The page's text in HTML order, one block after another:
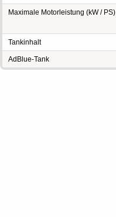
Maximale Motorleistung (kW / PS)
Tankinhalt
AdBlue-Tank